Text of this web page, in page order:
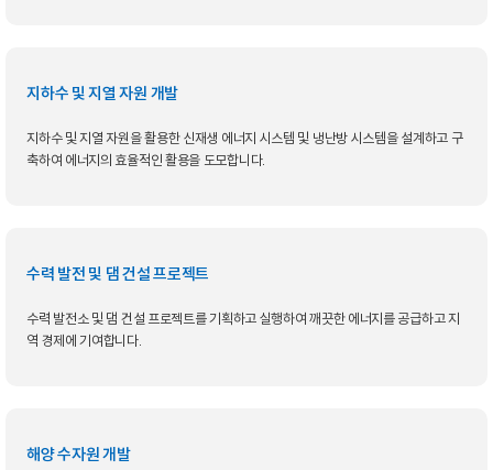
지하수 및 지열 자원 개발
지하수 및 지열 자원을 활용한 신재생 에너지 시스템 및 냉난방 시스템을 설계하고 구
축하여 에너지의 효율적인 활용을 도모합니다.
수력 발전 및 댐 건설 프로젝트
수력 발전소 및 댐 건설 프로젝트를 기획하고 실행하여 깨끗한 에너지를 공급하고 지
역 경제에 기여합니다.
해양 수자원 개발